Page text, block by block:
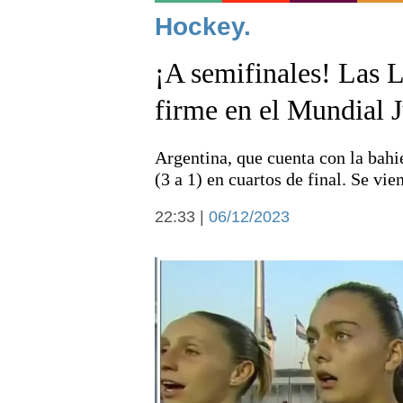
Noticias
Deportes
Economía y campo
Hockey.
¡A semifinales! Las
firme en el Mundial
Argentina, que cuenta con la
(3 a 1) en cuartos de final. Se
22:33 | 06/12/2023